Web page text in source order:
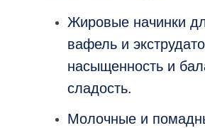
Жировые начинки
вафель и
насыщенность и
сладость.
Молочные и